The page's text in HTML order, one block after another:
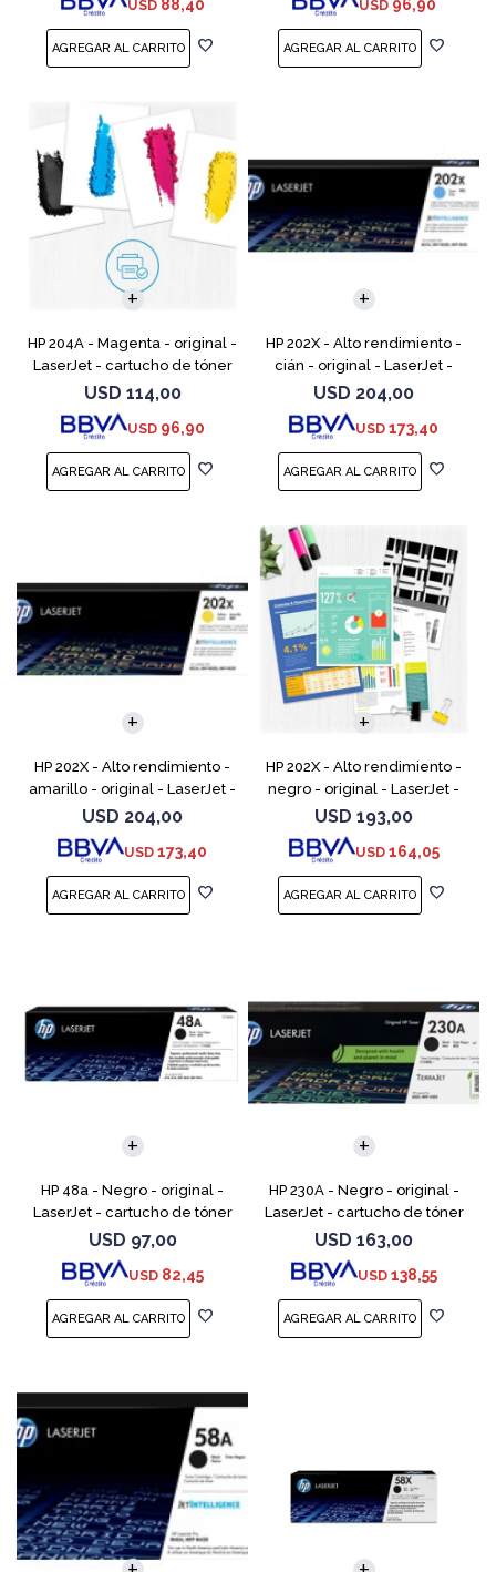
MFP M180n, MFP M180n
USD 88,40
M180n, MFP M180nw
USD 96,90
HP 204A - Magenta - original -
LaserJet - cartucho de tóner
(CF513A) - para Color LaserJet
Pro M154a, M154nw, MFP
M180n, MFP M18
USD 114,00
USD 96,90
HP 202X - Alto rendimiento -
cián - original - LaserJet -
cartucho de tóner (CF501X) -
para Color LaserJet Pro
M254dw, M254nw, M
USD 204,00
USD 173,40
HP 202X - Alto rendimiento -
amarillo - original - LaserJet -
cartucho de tóner (CF502X) -
para Color LaserJet Pro
M254dw, M254n
USD 204,00
USD 173,40
HP 202X - Alto rendimiento -
negro - original - LaserJet -
cartucho de tóner (CF500X) -
para Color LaserJet Pro
M254dw, M254nw,
USD 193,00
USD 164,05
HP 48a - Negro - original -
LaserJet - cartucho de tóner
(CF248A) - para LaserJet Pro
M15a, MFP M28a, MFP M28w,
MFP M31w
USD 97,00
USD 82,45
HP 230A - Negro - original -
LaserJet - cartucho de tóner
(W2300A) - para Color
LaserJet Pro 4201, 4203, MFP
4301, MFP 4303
USD 163,00
USD 138,55